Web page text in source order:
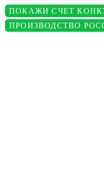
ПРОИЗВОДСТВО